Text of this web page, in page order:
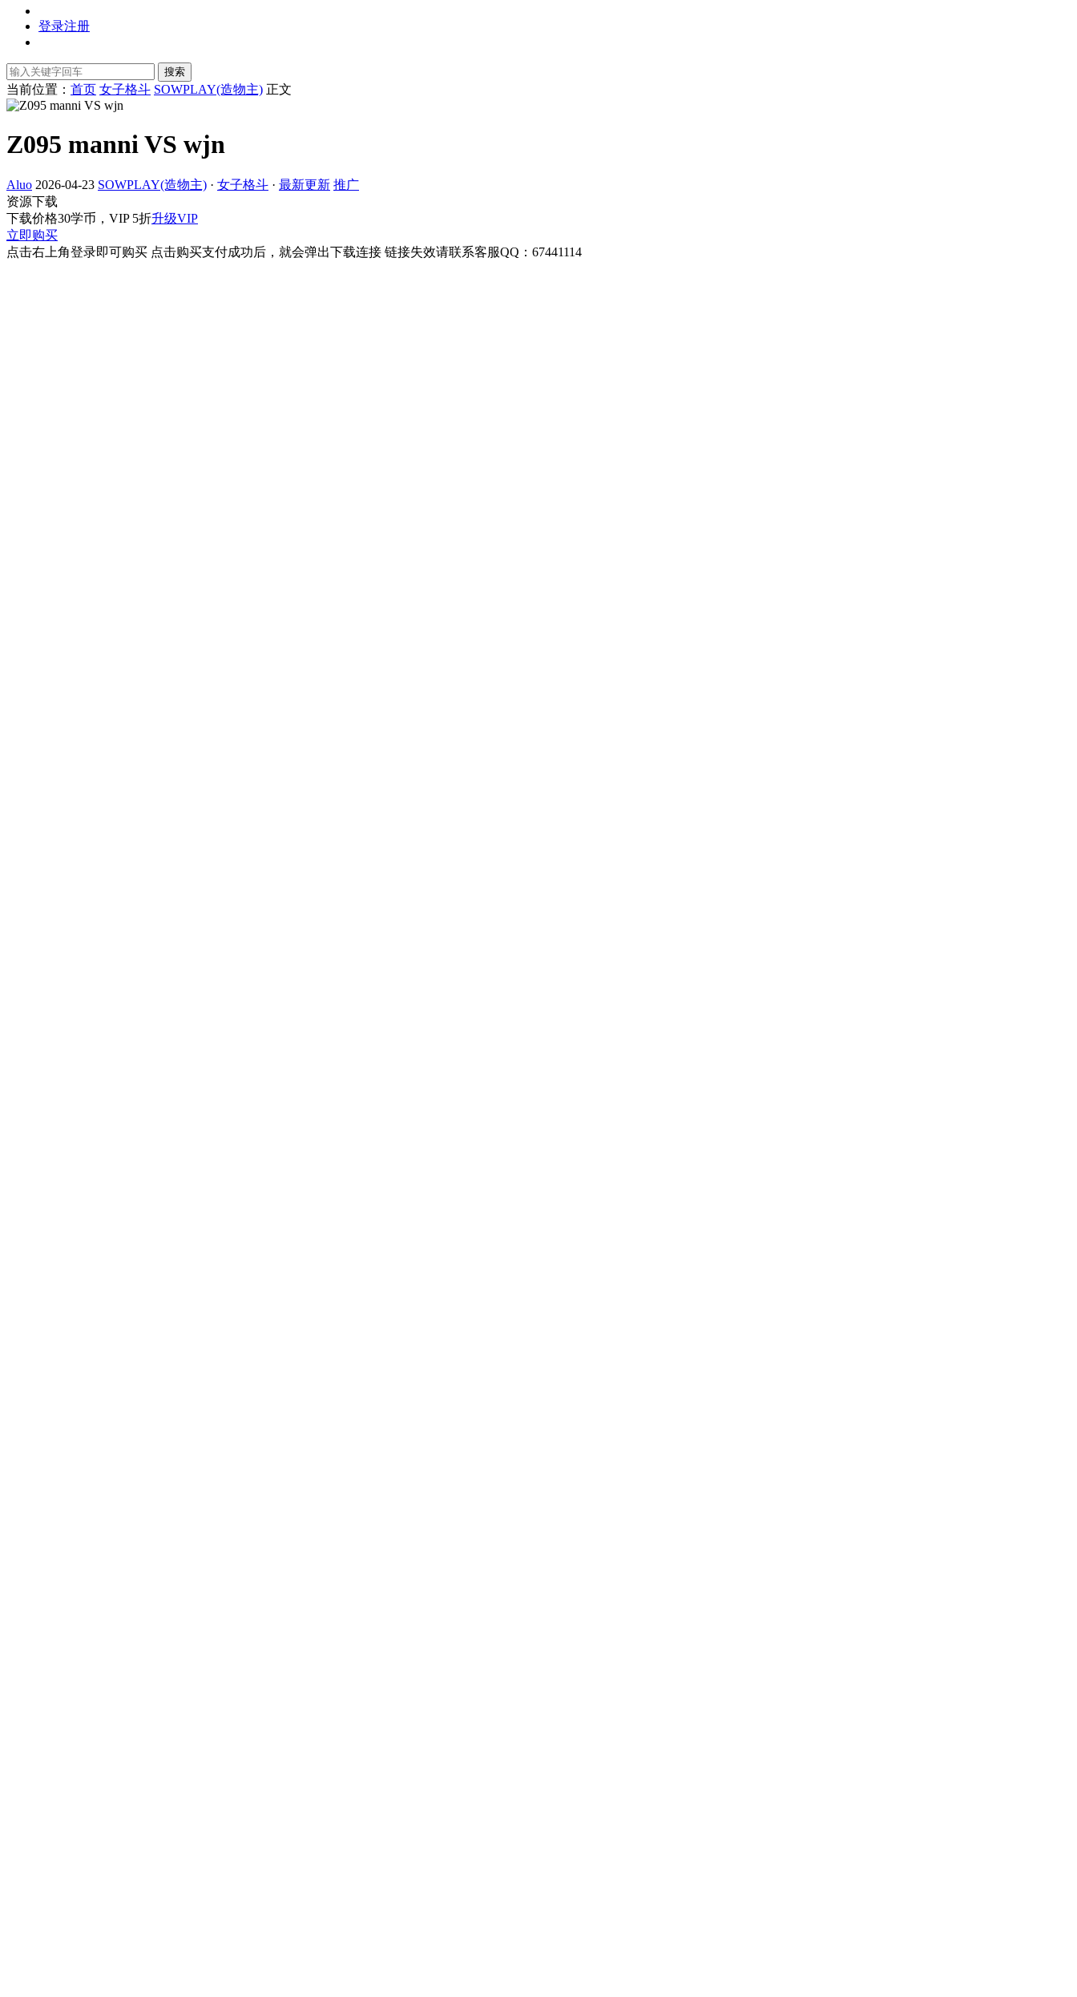
登录注册
搜索
当前位置： 首页 女子格斗 SOWPLAY(造物主) 正文
Z095 manni VS wjn
Aluo 2026-04-23 SOWPLAY(造物主) · 女子格斗 · 最新更新 推广
资源下载
下载价格30学币，VIP 5折升级VIP
立即购买
点击右上角登录即可购买 点击购买支付成功后，就会弹出下载连接 链接失效请联系客服QQ：67441114